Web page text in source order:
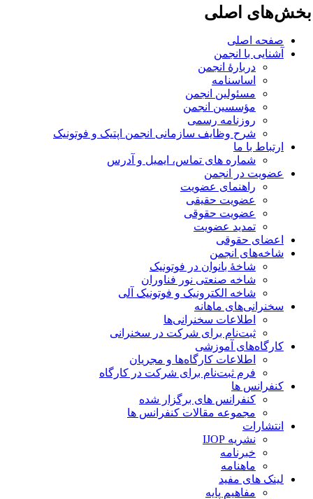
اصلی
صفحه اصلی
آشنایی با انجمن
دربارۀ انجمن
اساسنامه
مسئولین انجمن
مؤسسین انجمن
روزنامه رسمی
شرح وظایف سازمانی انجمن اپتیک و فوتونیک
ارتباط با ما
شماره های تماس، ایمیل و آدرس
عضویت در انجمن
راهنمای عضویت
عضویت حقیقی
عضویت حقوقی
تمدید عضویت
اعضای حقوقی
شاخه‌های انجمن
شاخۀ بانوان در فوتونیک
شاخه صنعتی نور فناوران
شاخه‌ الکترونیک و فوتونیک آلی
سخنرانی‌های ماهانه
اطلاعات سخنرانی‌‌ها
ثبت‌نام برای شرکت در سخنرانی
کارگاه‌های آموزشی
اطلاعات کارگاه‌ها و مجریان
فرم ثبت‌نام برای شرکت در کارگاه
کنفرانس ها
کنفرانس های برگزار شده
مجموعه مقالات کنفرانس ها
انتشارات
نشریه IJOP
خبرنامه
ماهنامه
لینک های مفید
مفاهیم پایه